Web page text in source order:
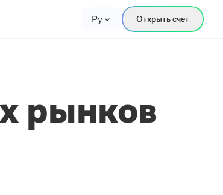
Ру Открыть счет
рынков